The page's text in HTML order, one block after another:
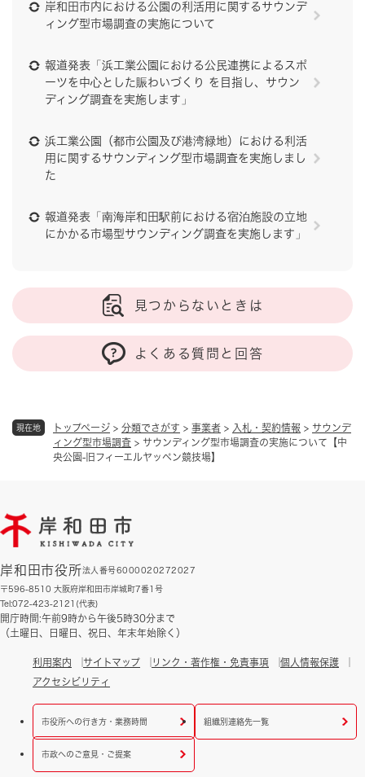
現在地 トップページ > 分類でさがす > 事業者 > 入札・契約情報 > サウンデ
ィング型市場調査 > サウンディング型市場調査の実施について【中
央公園-旧フィーエルヤッペン競技場】
岸和田市内における公園の利活用に関するサウンデ
ィング型市場調査の実施について
報道発表「浜工業公園における公民連携によるスポ
ーツを中心とした賑わいづくり を目指し、サウン
ディング調査を実施します」
浜工業公園（都市公園及び港湾緑地）における利活
用に関するサウンディング型市場調査を実施しまし
た
報道発表「南海岸和田駅前における宿泊施設の立地
にかかる市場型サウンディング調査を実施します」
見つからないときは
よくある質問と回答
岸和田市役所法人番号6000020272027
〒596-8510 大阪府岸和田市岸城町7番1号
Tel:072-423-2121(代表)
開庁時間:午前9時から午後5時30分まで
（土曜日、日曜日、祝日、年末年始除く）
利用案内 サイトマップ リンク・著作権・免責事項
個人情報保護
アクセシビリティ
市役所への行き方・業務時間 組織別連絡先一覧
市政へのご意見・ご提案